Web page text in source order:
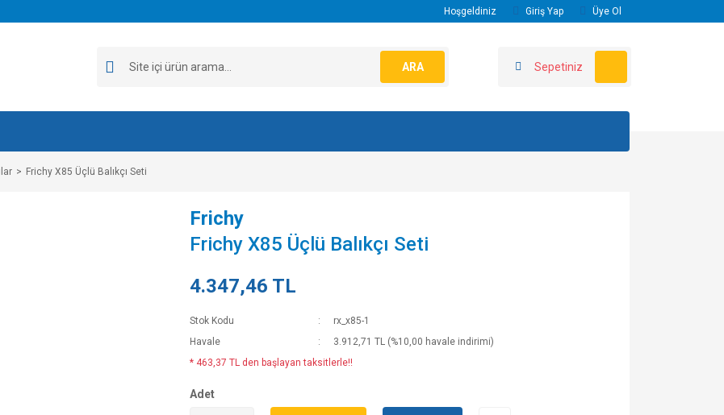
Hoşgeldiniz Giriş Yap Üye Ol
ARA Sepetiniz
Frichy X85 Üçlü Balıkçı Seti
Frichy
Frichy X85 Üçlü Balıkçı Seti
4.347,46 TL
Stok Kodu
rx_x85-1
Havale
3.912,71 TL (%10,00 havale indirimi)
* 463,37 TL den başlayan taksitlerle!!
Adet